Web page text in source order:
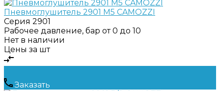
Пневмоглушитель 2901 M5 CAMOZZI
Серия 2901
Рабочее давление, бар от 0 до 10
Нет в наличии
Цены за шт
Заказать